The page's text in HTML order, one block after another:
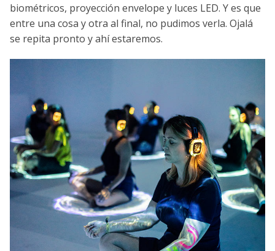
biométricos, proyección envelope y luces LED. Y es que
entre una cosa y otra al final, no pudimos verla. Ojalá
se repita pronto y ahí estaremos.